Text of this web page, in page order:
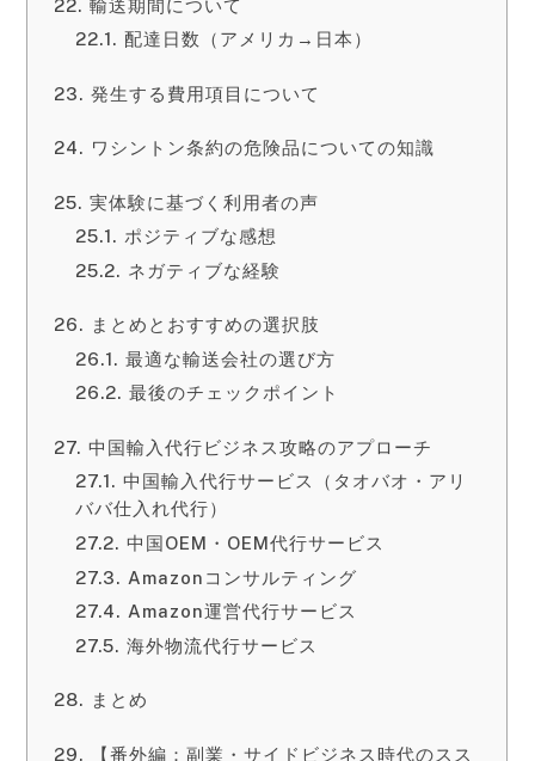
輸送期間について
配達日数（アメリカ→日本）
発生する費用項目について
ワシントン条約の危険品についての知識
実体験に基づく利用者の声
ポジティブな感想
ネガティブな経験
まとめとおすすめの選択肢
最適な輸送会社の選び方
最後のチェックポイント
中国輸入代行ビジネス攻略のアプローチ
中国輸入代行サービス（タオバオ・アリ
ババ仕入れ代行）
中国OEM・OEM代行サービス
Amazonコンサルティング
Amazon運営代行サービス
海外物流代行サービス
まとめ
【番外編：副業・サイドビジネス時代のスス